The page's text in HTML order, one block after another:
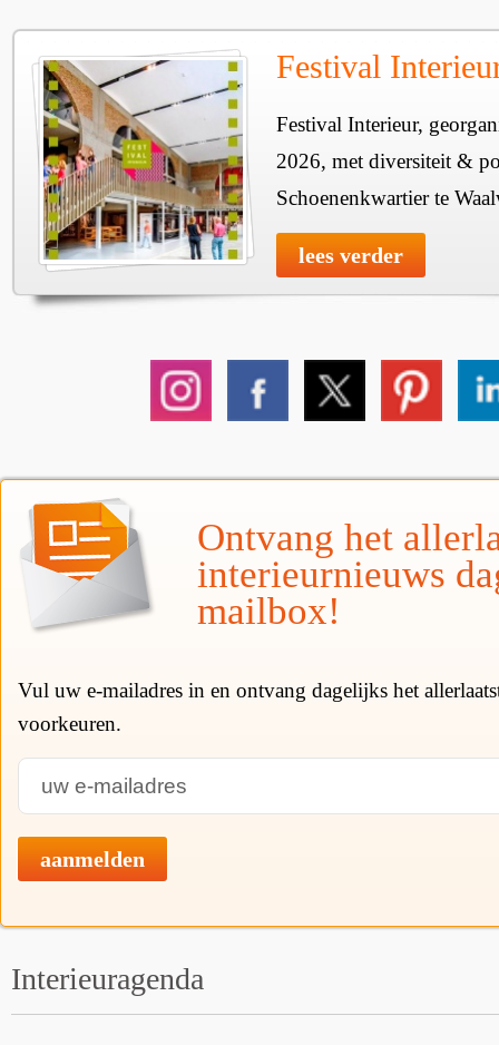
Festival
Festival Interieur,
2026, met diversiteit &
Schoenenkwartier te
lees verder
Ontvang het
interieurnieuws
mailbox!
Vul uw e-mailadres in en ontvang dagelijks het
voorkeuren.
aanmelden
Interieuragenda